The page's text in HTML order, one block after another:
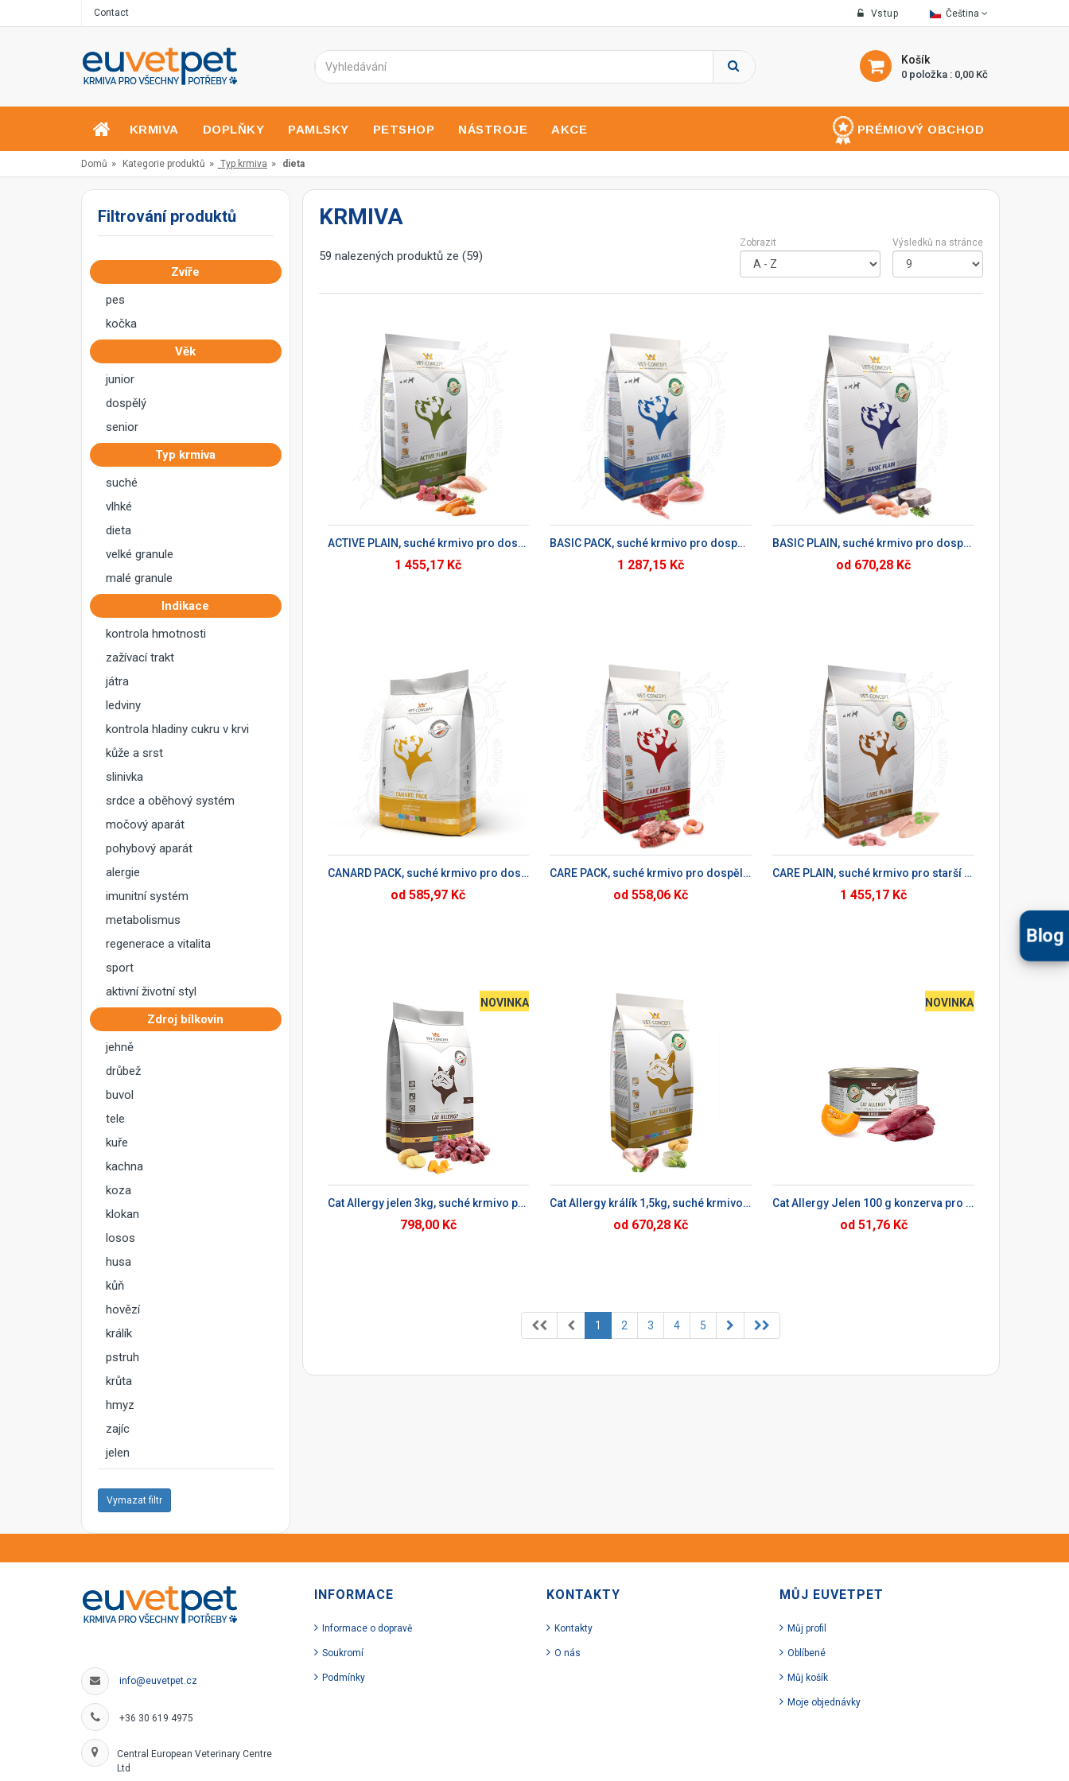
Blog
Contact Vstup Čeština
Košík
0 položka : 0,00 Kč
KRMIVA DOPLŇKY PAMLSKY PETSHOP NÁSTROJE AKCE PRÉMIOVÝ OBCHOD
Domů » Kategorie produktů » Typ krmiva » dieta
Filtrování produktů
Zvíře
pes
kočka
Věk
junior
dospělý
senior
Typ krmiva
suché
vlhké
dieta
velké granule
malé granule
Indikace
kontrola hmotnosti
zažívací trakt
játra
ledviny
kontrola hladiny cukru v krvi
kůže a srst
slinivka
srdce a oběhový systém
močový aparát
pohybový aparát
alergie
imunitní systém
metabolismus
regenerace a vitalita
sport
aktivní životní styl
Zdroj bílkovin
jehně
drůbež
buvol
tele
kuře
kachna
koza
klokan
losos
husa
kůň
hovězí
králík
pstruh
krůta
hmyz
zajíc
jelen
Vymazat filtr
KRMIVA
59 nalezených produktů ze (59)
Zobrazit Výsledků na stránce
ACTIVE PLAIN, suché krmivo pro dospělé psy
1 455,17 Kč
PŘIDAT DO KOŠÍKU
BASIC PACK, suché krmivo pro dospělé psy
1 287,15 Kč
PŘIDAT DO KOŠÍKU
BASIC PLAIN, suché krmivo pro dospělé psy
od 670,28 Kč
CANARD PACK, suché krmivo pro dospělé psy
od 585,97 Kč
PŘIDAT DO KOŠÍKU
CARE PACK, suché krmivo pro dospělé psy
od 558,06 Kč
PŘIDAT DO KOŠÍKU
CARE PLAIN, suché krmivo pro starší psy
1 455,17 Kč
NOVINKA
Cat Allergy jelen 3kg, suché krmivo pro kočky
798,00 Kč
PŘIDAT DO KOŠÍKU
Cat Allergy králík 1,5kg, suché krmivo pro kočky
od 670,28 Kč
NOVINKA
PŘIDAT DO KOŠÍKU
Cat Allergy Jelen 100 g konzerva pro kočky
od 51,76 Kč
1 2 3 4 5
info@euvetpet.cz
+36 30 619 4975
Central European Veterinary Centre
Ltd
INFORMACE
Informace o dopravě
Soukromí
Podmínky
KONTAKTY
Kontakty
O nás
MŮJ EUVETPET
Můj profil
Oblíbené
Můj košík
Moje objednávky